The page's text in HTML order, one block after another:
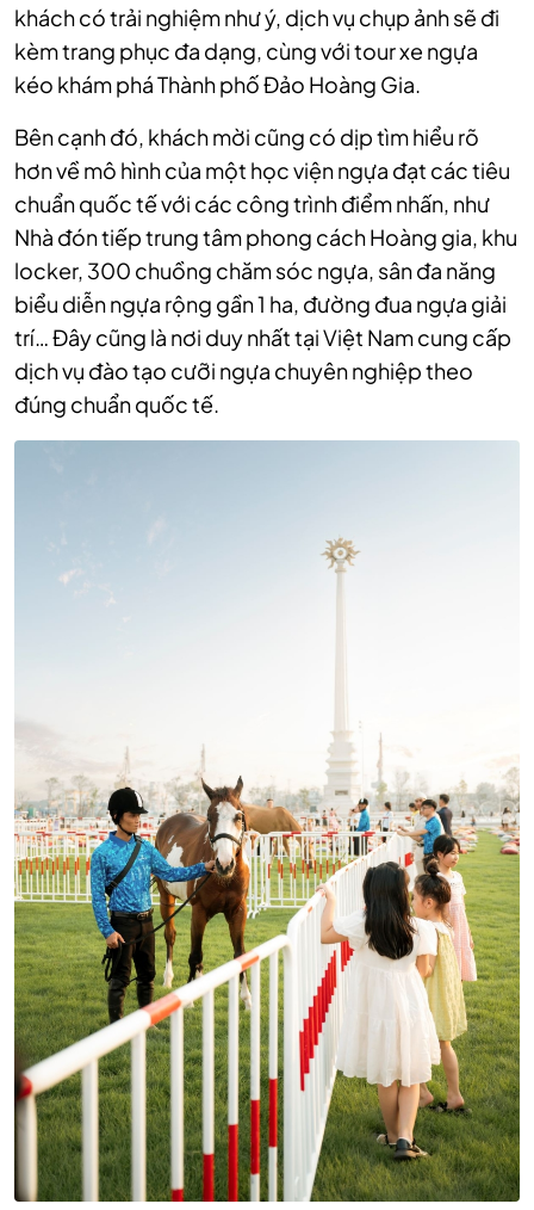
khách có trải nghiệm như ý, dịch vụ chụp ảnh sẽ đi
kèm trang phục đa dạng, cùng với tour xe ngựa
kéo khám phá Thành phố Đảo Hoàng Gia.
Bên cạnh đó, khách mời cũng có dịp tìm hiểu rõ
hơn về mô hình của một học viện ngựa đạt các tiêu
chuẩn quốc tế với các công trình điểm nhấn, như
Nhà đón tiếp trung tâm phong cách Hoàng gia, khu
locker, 300 chuồng chăm sóc ngựa, sân đa năng
biểu diễn ngựa rộng gần 1 ha, đường đua ngựa giải
trí… Đây cũng là nơi duy nhất tại Việt Nam cung cấp
dịch vụ đào tạo cưỡi ngựa chuyên nghiệp theo
đúng chuẩn quốc tế.